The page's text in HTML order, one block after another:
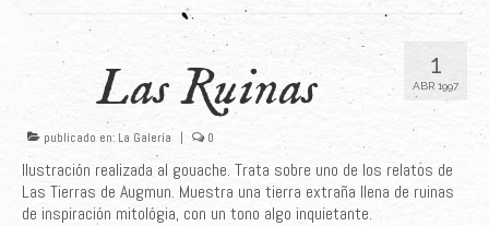
1
ABR 1997
Las Ruinas
publicado en: La Galería | 0
Ilustración realizada al gouache. Trata sobre uno de los relatos de
Las Tierras de Augmun. Muestra una tierra extraña llena de ruinas
de inspiración mitológia, con un tono algo inquietante.